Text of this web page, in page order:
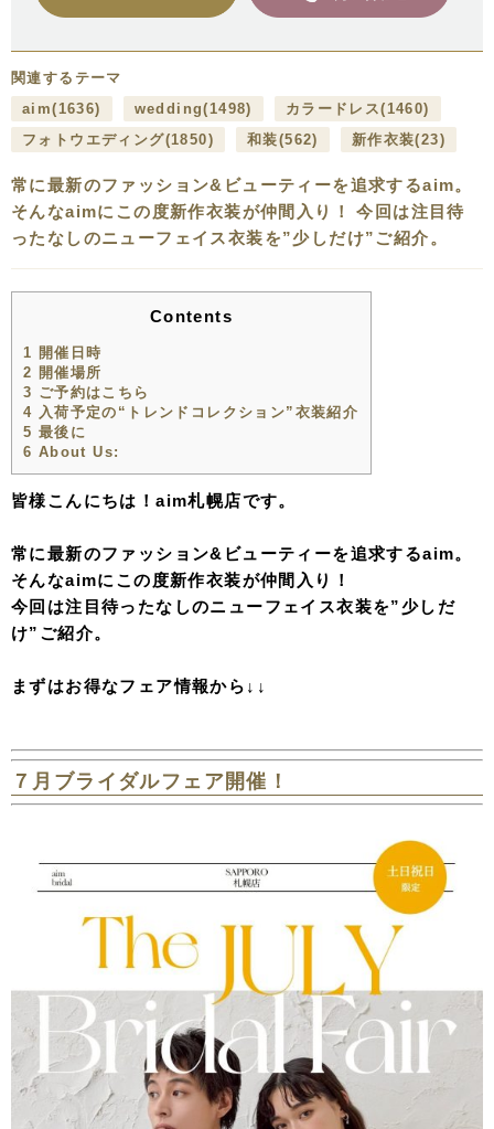
関連するテーマ
aim(1636) wedding(1498) カラードレス(1460)
フォトウエディング(1850) 和装(562) 新作衣装(23)
常に最新のファッション&ビューティーを追求するaim。
そんなaimにこの度新作衣装が仲間入り！ 今回は注目待
ったなしのニューフェイス衣装を”少しだけ”ご紹介。
Contents
1 開催日時
2 開催場所
3 ご予約はこちら
4 入荷予定の“トレンドコレクション”衣装紹介
5 最後に
6 About Us:
皆様こんにちは！aim札幌店です。
常に最新のファッション&ビューティーを追求するaim。
そんなaimにこの度新作衣装が仲間入り！
今回は注目待ったなしのニューフェイス衣装を”少しだ
け”ご紹介。
まずはお得なフェア情報から↓↓
７月ブライダルフェア開催！